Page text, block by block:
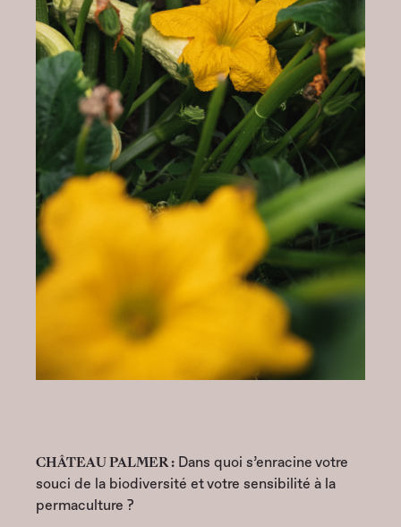
CHÂTEAU PALMER : Dans quoi s’enracine votre
souci de la biodiversité et votre sensibilité à la
permaculture ?